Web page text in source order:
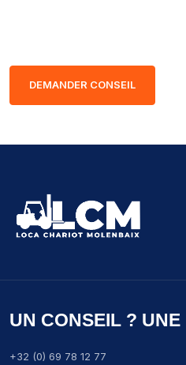
DEMANDER CONSEIL
UN CONSEIL ?
+32 (0) 69 78 12 77